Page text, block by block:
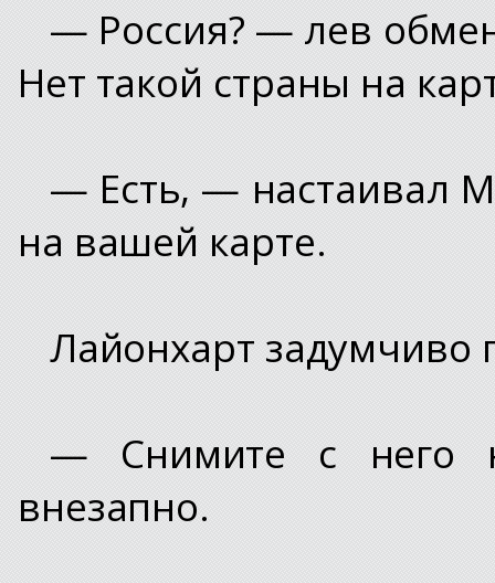
— Россия? — лев
Нет такой страны на
— Есть, — настаивал
на вашей карте.
Лайонхарт задумчиво
— Снимите с него
внезапно.